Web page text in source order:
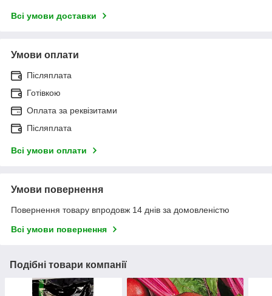
Всі умови доставки
Умови оплати
Післяплата
Готівкою
Оплата за реквізитами
Післяплата
Всі умови оплати
Умови повернення
Повернення товару впродовж 14 днів за домовленістю
Всі умови повернення
Подібні товари компанії